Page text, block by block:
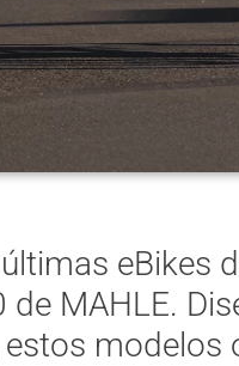
eBikes
de MAHLE.
estos modelos